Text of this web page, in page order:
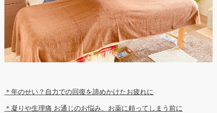
＊年のせい？自力での回復を諦めかけたお疲れに
＊凝りや生理痛 お通じのお悩み、お薬に頼ってしまう前に